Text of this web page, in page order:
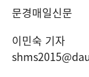
문경매일신문
이민숙 기자